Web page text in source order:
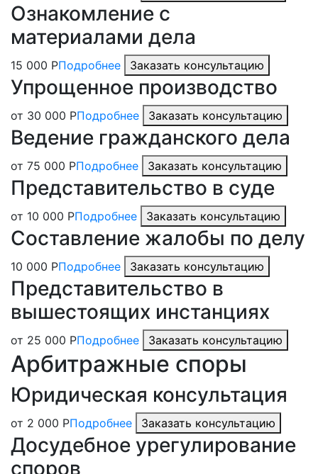
Ознакомление с
материалами дела
15 000 РПодробнее Заказать консультацию
Упрощенное производство
от 30 000 РПодробнее Заказать консультацию
Ведение гражданского дела
от 75 000 РПодробнее Заказать консультацию
Представительство в суде
от 10 000 РПодробнее Заказать консультацию
Составление жалобы по делу
10 000 РПодробнее Заказать консультацию
Представительство в
вышестоящих инстанциях
от 25 000 РПодробнее Заказать консультацию
Арбитражные споры
Юридическая консультация
от 2 000 РПодробнее Заказать консультацию
Досудебное урегулирование
споров